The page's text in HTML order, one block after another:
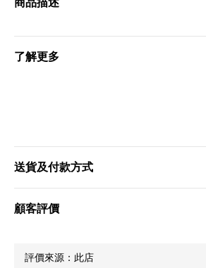
了解更多
送貨及付款方式
顧客評價